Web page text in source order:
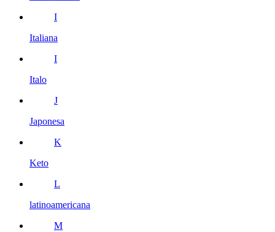
I
Italiana
I
Italo
J
Japonesa
K
Keto
L
latinoamericana
M